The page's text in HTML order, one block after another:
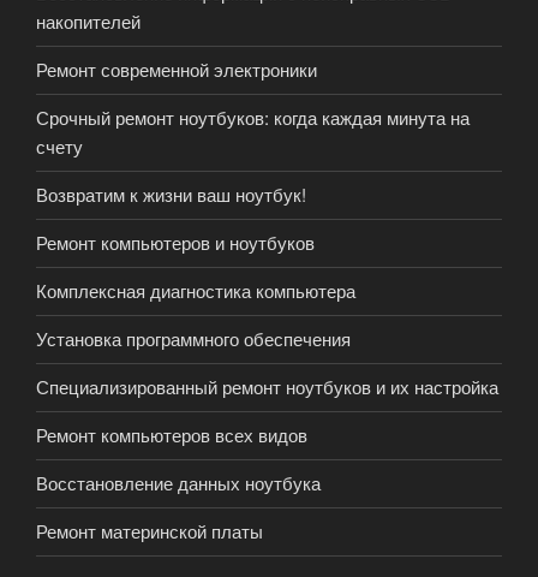
накопителей
Ремонт современной электроники
Срочный ремонт ноутбуков: когда каждая минута на
счету
Возвратим к жизни ваш ноутбук!
Ремонт компьютеров и ноутбуков
Комплексная диагностика компьютера
Установка программного обеспечения
Специализированный ремонт ноутбуков и их настройка
Ремонт компьютеров всех видов
Восстановление данных ноутбука
Ремонт материнской платы